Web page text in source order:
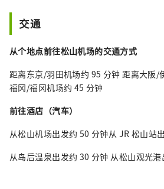
交通
从个地点前往松山机场的交通方式
距离东京/羽田机场约 95 分钟 距离大阪/
福冈/福冈机场约 45 分钟
前往酒店（汽车）
从松山机场出发约 50 分钟从 JR 松山站
从岛后温泉出发约 30 分钟 从松山观光